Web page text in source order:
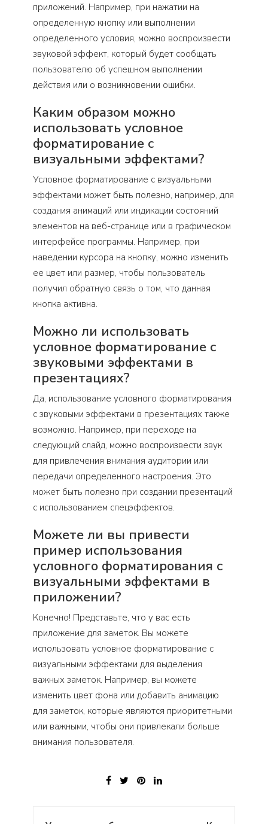
приложений. Например, при нажатии на
определенную кнопку или выполнении
определенного условия, можно воспроизвести
звуковой эффект, который будет сообщать
пользователю об успешном выполнении
действия или о возникновении ошибки.
Каким образом можно
использовать условное
форматирование с
визуальными эффектами?
Условное форматирование с визуальными
эффектами может быть полезно, например, для
создания анимаций или индикации состояний
элементов на веб-странице или в графическом
интерфейсе программы. Например, при
наведении курсора на кнопку, можно изменить
ее цвет или размер, чтобы пользователь
получил обратную связь о том, что данная
кнопка активна.
Можно ли использовать
условное форматирование с
звуковыми эффектами в
презентациях?
Да, использование условного форматирования
с звуковыми эффектами в презентациях также
возможно. Например, при переходе на
следующий слайд, можно воспроизвести звук
для привлечения внимания аудитории или
передачи определенного настроения. Это
может быть полезно при создании презентаций
с использованием спецэффектов.
Можете ли вы привести
пример использования
условного форматирования с
визуальными эффектами в
приложении?
Конечно! Представьте, что у вас есть
приложение для заметок. Вы можете
использовать условное форматирование с
визуальными эффектами для выделения
важных заметок. Например, вы можете
изменить цвет фона или добавить анимацию
для заметок, которые являются приоритетными
или важными, чтобы они привлекали больше
внимания пользователя.
Навигация